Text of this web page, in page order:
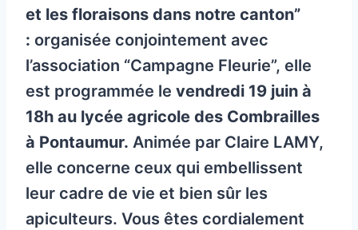
et les floraisons dans notre canton”
: organisée conjointement avec
l’association “Campagne Fleurie”, elle
est programmée le vendredi 19 juin à
18h au lycée agricole des Combrailles
à Pontaumur. Animée par Claire LAMY,
elle concerne ceux qui embellissent
leur cadre de vie et bien sûr les
apiculteurs. Vous êtes cordialement